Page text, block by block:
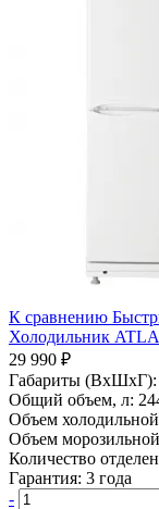
К сравнению
Холодильник
29 990 ₽
Габариты (ВхШхГ):
Общий объем, л:
Объем
Объем
Количество
Гарантия: 3 года
-